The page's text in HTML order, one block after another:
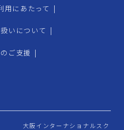
用にあたって |
いについて |
ご支援 |
大阪インターナショナルスク